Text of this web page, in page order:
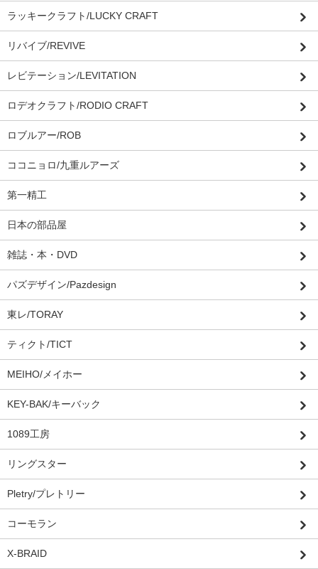
ラッキークラフト/LUCKY CRAFT
リバイブ/REVIVE
レビテーション/LEVITATION
ロデオクラフト/RODIO CRAFT
ロブルアー/ROB
ココニョロ/九重ルアーズ
第一精工
日本の部品屋
雑誌・本・DVD
パズデザイン/Pazdesign
東レ/TORAY
ティクト/TICT
MEIHO/メイホー
KEY-BAK/キーバック
1089工房
リングスター
Pletry/プレトリー
コーモラン
X-BRAID